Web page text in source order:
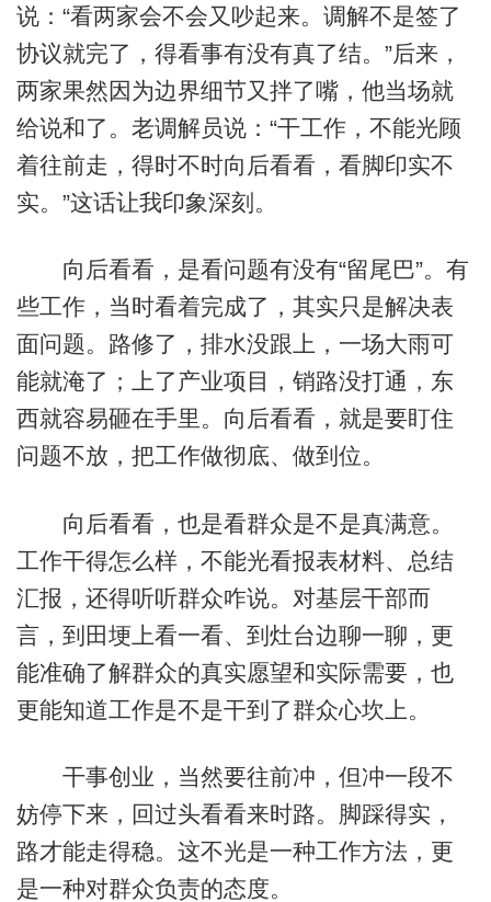
说：“看两家会不会又吵起来。调解不是签了
协议就完了，得看事有没有真了结。”后来，
两家果然因为边界细节又拌了嘴，他当场就
给说和了。老调解员说：“干工作，不能光顾
着往前走，得时不时向后看看，看脚印实不
实。”这话让我印象深刻。
向后看看，是看问题有没有“留尾巴”。有
些工作，当时看着完成了，其实只是解决表
面问题。路修了，排水没跟上，一场大雨可
能就淹了；上了产业项目，销路没打通，东
西就容易砸在手里。向后看看，就是要盯住
问题不放，把工作做彻底、做到位。
向后看看，也是看群众是不是真满意。
工作干得怎么样，不能光看报表材料、总结
汇报，还得听听群众咋说。对基层干部而
言，到田埂上看一看、到灶台边聊一聊，更
能准确了解群众的真实愿望和实际需要，也
更能知道工作是不是干到了群众心坎上。
干事创业，当然要往前冲，但冲一段不
妨停下来，回过头看看来时路。脚踩得实，
路才能走得稳。这不光是一种工作方法，更
是一种对群众负责的态度。